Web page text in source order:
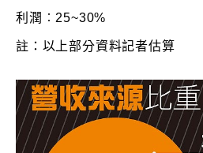
利潤︰25~30%
註：以上部分資料記者估算